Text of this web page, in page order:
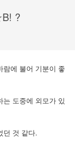
?
람에 불어 기분이 좋
도중에 외모가 있
던 것 같다.